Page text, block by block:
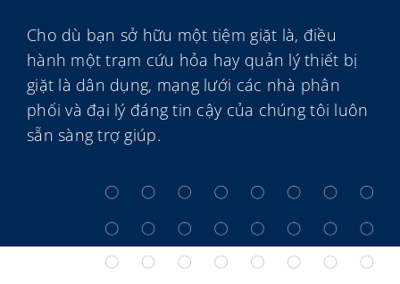
Cho dù bạn sở hữu một tiệm giặt là, điều
hành một trạm cứu hỏa hay quản lý thiết bị
giặt là dân dụng, mạng lưới các nhà phân
phối và đại lý đáng tin cậy của chúng tôi luôn
sẵn sàng trợ giúp.